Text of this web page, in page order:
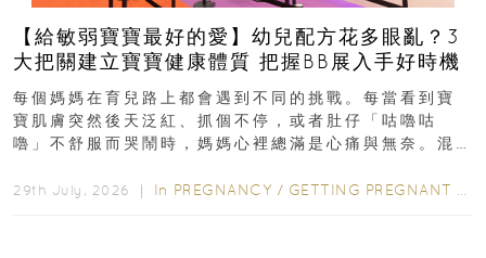
【給敏弱寶寶最好的愛】幼兒配方花多眼亂？3
大把關建立寶寶健康體質 把握BB展入手好時機
每個媽媽在育兒路上都會遇到不同的挑戰。每當看到寶
寶肌膚突然後天泛紅、抓個不停，或者肚仔「咕嚕咕
嚕」不舒服而哭鬧時，媽媽心裡總滿是心痛與無奈。混
29th July, 2026 ｜ In PREGNANCY / GETTING PREGNANT